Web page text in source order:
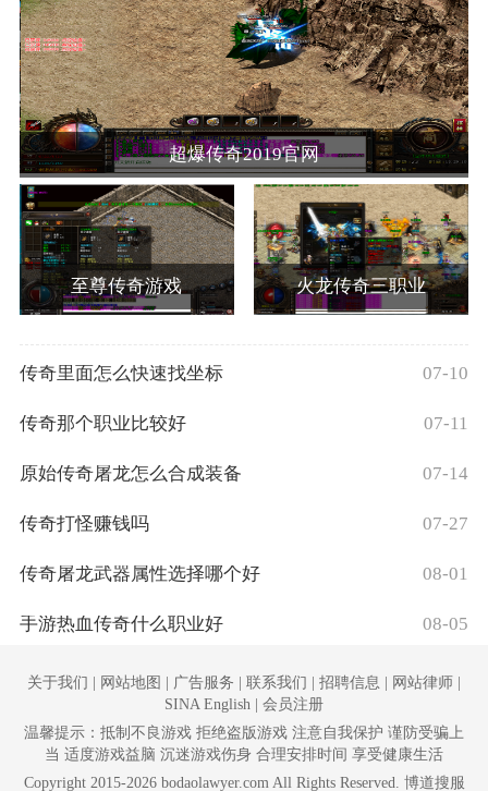
超爆传奇2019官网
至尊传奇游戏 火龙传奇三职业
传奇里面怎么快速找坐标 07-10
传奇那个职业比较好 07-11
原始传奇屠龙怎么合成装备 07-14
传奇打怪赚钱吗 07-27
传奇屠龙武器属性选择哪个好 08-01
手游热血传奇什么职业好 08-05
关于我们 | 网站地图 | 广告服务 | 联系我们 | 招聘信息 | 网站律师 |
SINA English | 会员注册
温馨提示：抵制不良游戏 拒绝盗版游戏 注意自我保护 谨防受骗上
当 适度游戏益脑 沉迷游戏伤身 合理安排时间 享受健康生活
Copyright 2015-2026 bodaolawyer.com All Rights Reserved. 博道搜服